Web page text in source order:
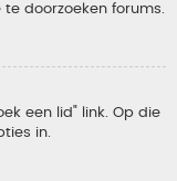
doorzoeken forums.
een lid" link. Op die
in.